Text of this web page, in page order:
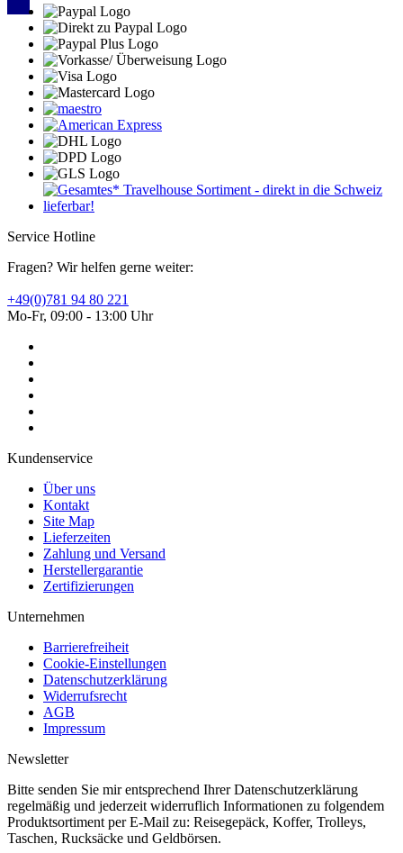
Service Hotline
Fragen? Wir helfen gerne weiter:
+49(0)781 94 80 221
Mo-Fr, 09:00 - 13:00 Uhr
Kundenservice
Über uns
Kontakt
Site Map
Lieferzeiten
Zahlung und Versand
Herstellergarantie
Zertifizierungen
Unternehmen
Barrierefreiheit
Cookie-Einstellungen
Datenschutzerklärung
Widerrufsrecht
AGB
Impressum
Newsletter
Bitte senden Sie mir entsprechend Ihrer Datenschutzerklärung
regelmäßig und jederzeit widerruflich Informationen zu folgendem
Produktsortiment per E-Mail zu: Reisegepäck, Koffer, Trolleys,
Taschen, Rucksäcke und Geldbörsen.